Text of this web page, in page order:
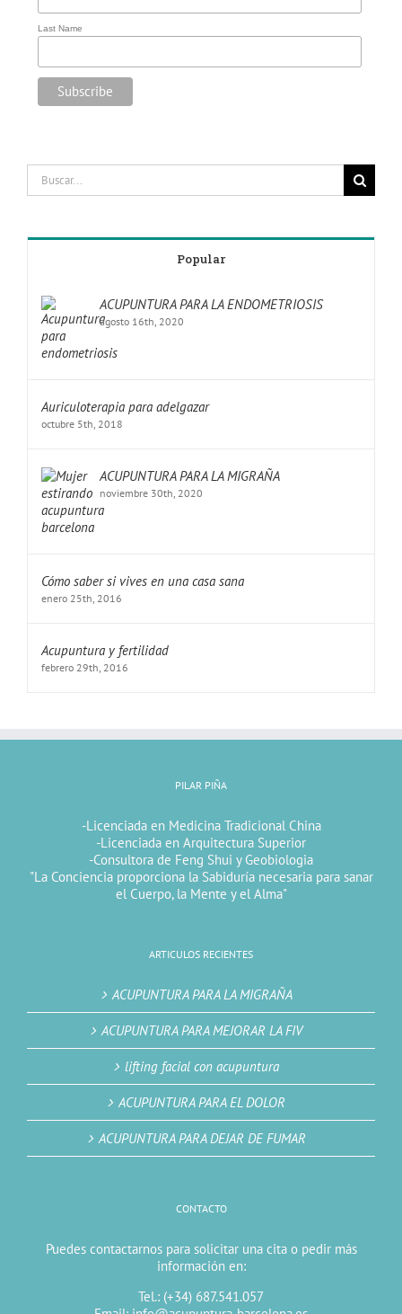
Last Name
Popular
ACUPUNTURA PARA LA ENDOMETRIOSIS
agosto 16th, 2020
Auriculoterapia para adelgazar
octubre 5th, 2018
ACUPUNTURA PARA LA MIGRAÑA
noviembre 30th, 2020
Cómo saber si vives en una casa sana
enero 25th, 2016
Acupuntura y fertilidad
febrero 29th, 2016
PILAR PIÑA
-Licenciada en Medicina Tradicional China
-Licenciada en Arquitectura Superior
-Consultora de Feng Shui y Geobiologia
"La Conciencia proporciona la Sabiduría necesaria para sanar
el Cuerpo, la Mente y el Alma"
ARTICULOS RECIENTES
ACUPUNTURA PARA LA MIGRAÑA
ACUPUNTURA PARA MEJORAR LA FIV
lifting facial con acupuntura
ACUPUNTURA PARA EL DOLOR
ACUPUNTURA PARA DEJAR DE FUMAR
CONTACTO
Puedes contactarnos para solicitar una cita o pedir más
información en:
Tel.: (+34) 687.541.057